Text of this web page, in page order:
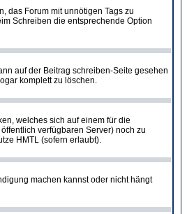
das Forum mit unnötigen Tags zu
Schreiben die entsprechende Option
auf der Beitrag schreiben-Seite gesehen
komplett zu löschen.
welches sich auf einem für die
verfügbaren Server) noch zu
HMTL (sofern erlaubt).
machen kannst oder nicht hängt